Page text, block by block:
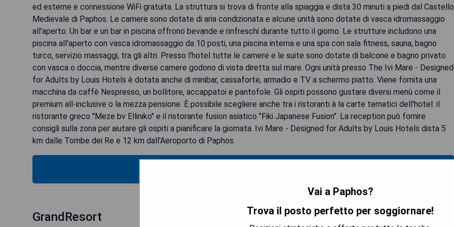
ed esterne e connessione WiFi gratuita. La struttura si trova di fronte alla spiaggia e dista 30 minuti a piedi dal Castello
Medievale di Paphos. Le camere sono dotate di aria condizionata e alcune unità sono dotate di vasca idromassaggio
all'aperto. Un bar e un bar in piscina offrono bevande e rinfreschi durante tutto il giorno. Le strutture includono una
piscina all'aperto con vasca idromassaggio da 10 posti, una piscina interna e una spa con sala fitness, sauna, bagno
turco, servizio massaggi, tra gli altri. Presso l'hotel tutte le camere e le suite sono dotate di balcone e bagno privato
con vasca o doccia, mentre diverse camere godono di vista diretta sul mare. Ogni unità presso The Ivi Mare - Designed
for Adults by Louis Hotels è dotata anche di minibar, cassaforte, armadio e TV a schermo piatto. Viene fornita una
macchina da caffè Nespresso, un bollitore, accappatoi e pantofole. Gli ospiti possono gustare diversi menù come il
premium all-inclusive o la mezza pensione. È possibile scegliere anche tra i ristoranti à la carte tematici dell'hotel: il
ristorante greco "Meze bv Elliniko" e il ristorante fusion asiatico "Fiki Japanese Fusion". La reception può fornire
consigli sulla zona per aiutare gli ospiti a pianificare la giornata. Ivi Mare - Designed for Adults by Louis Hotels dista 5
km dalle Tombe dei Re e 12 km dall'Aeroporto di Paphos.
GrandResort
Vai a Paphos?
Trova il posto perfetto per soggiornare!